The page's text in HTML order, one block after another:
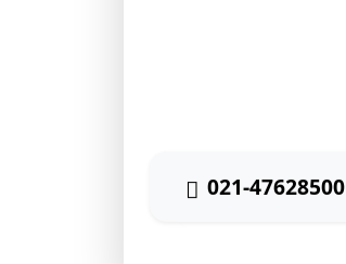
021-47628500